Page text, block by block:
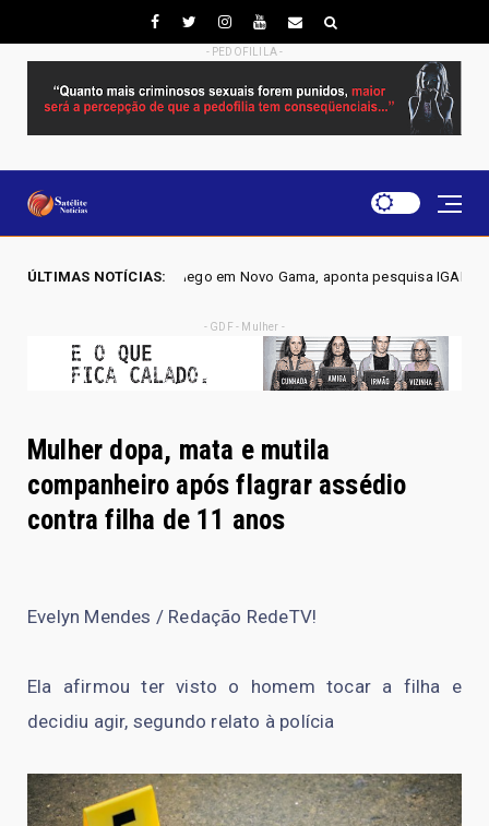
- PEDOFILILA -
ÚLTIMAS NOTÍCIAS:
na Alego em Novo Gama, aponta pesquisa IGAPE Política
- GDF - Mulher -
Mulher dopa, mata e mutila
companheiro após flagrar assédio
contra filha de 11 anos
Evelyn Mendes / Redação RedeTV!
Ela afirmou ter visto o homem tocar a filha e
decidiu agir, segundo relato à polícia